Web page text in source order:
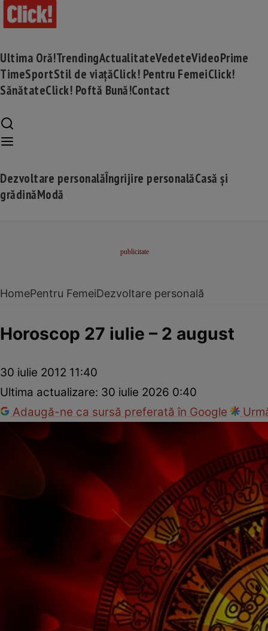
Ultima Oră!TrendingActualitateVedeteVideoPrime
TimeSportStil de viațăClick! Pentru FemeiClick!
SănătateClick! Poftă Bună!Contact
Dezvoltare personalăÎngrijire personalăCasă și
grădinăModă
HomePentru FemeiDezvoltare personală
Horoscop 27 iulie – 2 august
30 iulie 2012 11:40
Ultima actualizare: 30 iulie 2026 0:40
Adaugă-ne ca sursă preferată în Google